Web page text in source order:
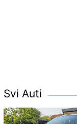
Svi Auti